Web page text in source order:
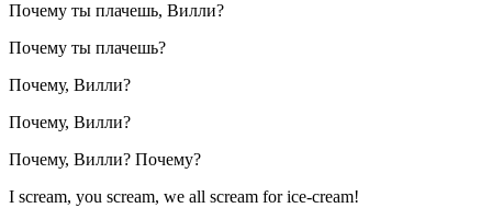
Почему ты плачешь, Вилли?
Почему ты плачешь?
Почему, Вилли?
Почему, Вилли?
Почему, Вилли? Почему?
I scream, you scream, we all scream for ice-cream!